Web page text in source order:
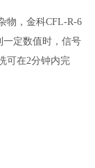
物，金科CFL-R-6
一定数值时，信号
可在2分钟内完